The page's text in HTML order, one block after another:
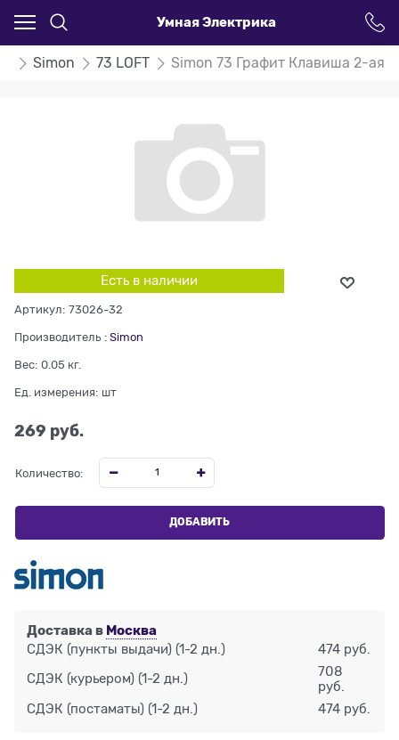
Умная Электрика
Simon 73 LOFT Simon 73 Графит Клавиша 2-ая
Есть в наличии
Артикул: 73026-32
Производитель : Simon
Вес: 0.05 кг.
Ед. измерения: шт
269 руб.
Количество:
ДОБАВИТЬ
Доставка в Москва
СДЭК (пункты выдачи) (1-2 дн.) 474 руб.
СДЭК (курьером) (1-2 дн.)
708
руб.
СДЭК (постаматы) (1-2 дн.) 474 руб.